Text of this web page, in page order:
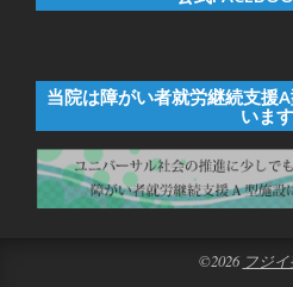
当院は障がい者就労継続支援
います
©2026 フジ